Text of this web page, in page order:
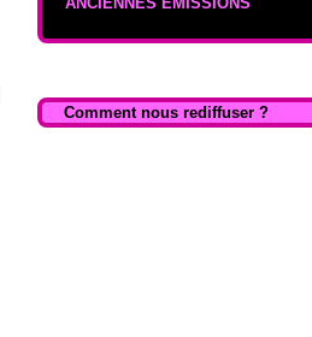
Comment nous rediffuser ?